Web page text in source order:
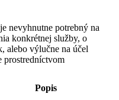
nevyhnutne potrebný na
konkrétnej služby, o
alebo výlučne na účel
prostredníctvom
Popis